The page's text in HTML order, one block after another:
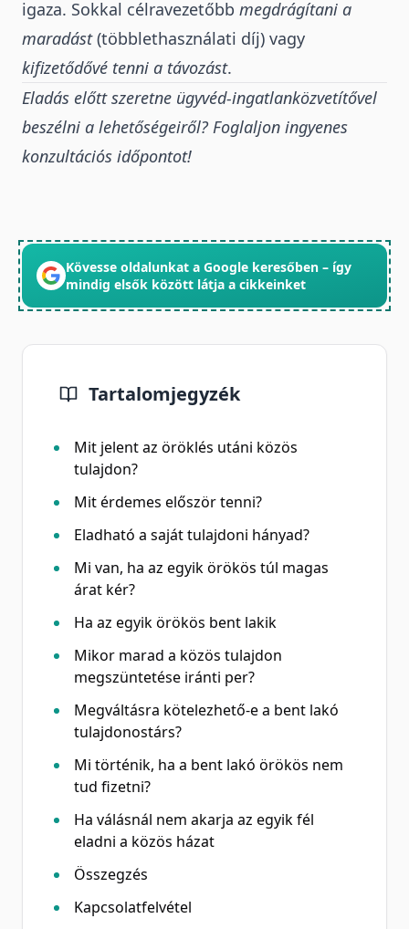
igaza. Sokkal célravezetőbb megdrágítani a
maradást(többlethasználati díj) vagy
kifizetődővé tenni a távozást.
Eladás előtt szeretne ügyvéd-ingatlanközvetítővel
beszélni a lehetőségeiről? Foglaljon ingyenes
konzultációs időpontot!
Kövesse oldalunkat a Google keresőben – így
mindig elsők között látja a cikkeinket
Tartalomjegyzék
Mit jelent az öröklés utáni közös
tulajdon?
Mit érdemes először tenni?
Eladható a saját tulajdoni hányad?
Mi van, ha az egyik örökös túl magas
árat kér?
Ha az egyik örökös bent lakik
Mikor marad a közös tulajdon
megszüntetése iránti per?
Megváltásra kötelezhető-e a bent lakó
tulajdonostárs?
Mi történik, ha a bent lakó örökös nem
tud fizetni?
Ha válásnál nem akarja az egyik fél
eladni a közös házat
Összegzés
Kapcsolatfelvétel